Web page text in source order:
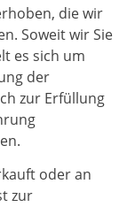
die wir
Soweit wir Sie
es sich um
der
zur Erfüllung
oder an
zur